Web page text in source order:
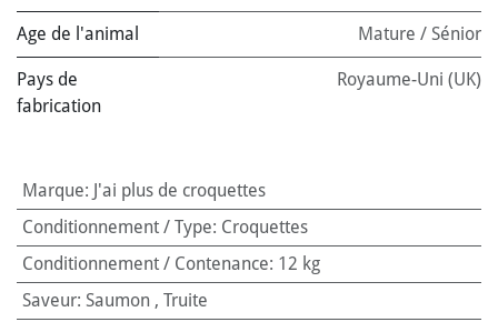
Age de l'animal Mature / Sénior
Pays de
fabrication
Royaume-Uni (UK)
Marque: J'ai plus de croquettes
Conditionnement / Type: Croquettes
Conditionnement / Contenance: 12 kg
Saveur: Saumon, Truite